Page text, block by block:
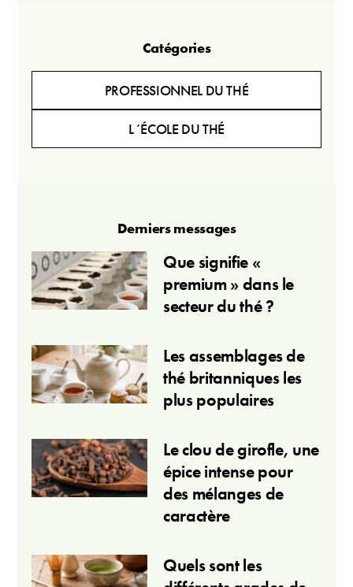
Catégories
PROFESSIONNEL DU THÉ
L´ÉCOLE DU THÉ
Derniers messages
Que signifie «
premium » dans le
secteur du thé ?
Les assemblages de
thé britanniques les
plus populaires
Le clou de girofle, une
épice intense pour
des mélanges de
caractère
Quels sont les